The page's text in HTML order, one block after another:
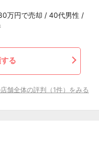
万円で売却 / 40代男性 /
る
舗全体の評判（1件）をみる